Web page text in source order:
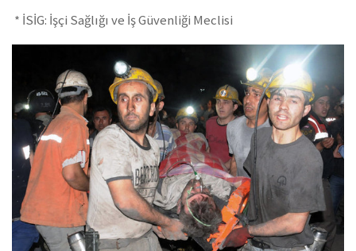
* İSİG: İşçi Sağlığı ve İş Güvenliği Meclisi